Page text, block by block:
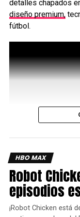
asesinato de
policía en 2020.
para Bully 2 ya en
escenas y un
detalles chapados
diseño premium,
fútbol.
Inspirado en la
dispositivos
la artesanía
resultado productos
en la cultura del
HBO MAX
Robot
episodios
¡Robot Chicken está